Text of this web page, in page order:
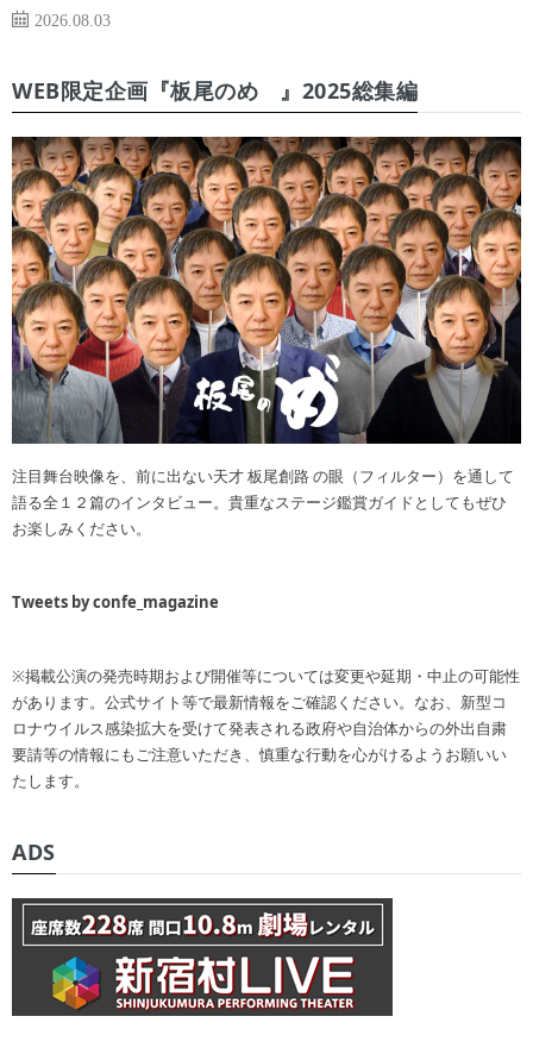
2026.08.03
WEB限定企画『板尾のめ゙』2025総集編
注目舞台映像を、前に出ない天才 板尾創路 の眼（フィルター）を通して
語る全１２篇のインタビュー。貴重なステージ鑑賞ガイドとしてもぜひ
お楽しみください。
Tweets by confe_magazine
※掲載公演の発売時期および開催等については変更や延期・中止の可能性
があります。公式サイト等で最新情報をご確認ください。なお、新型コ
ロナウイルス感染拡大を受けて発表される政府や自治体からの外出自粛
要請等の情報にもご注意いただき、慎重な行動を心がけるようお願いい
たします。
ADS